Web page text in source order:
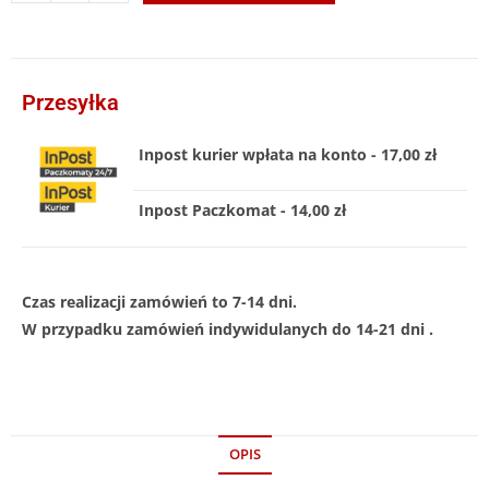
Przesyłka
Inpost kurier wpłata na konto - 17,00 zł
Inpost Paczkomat - 14,00 zł
Czas realizacji zamówień to 7-14 dni.
W przypadku zamówień indywidulanych do 14-21 dni .
OPIS